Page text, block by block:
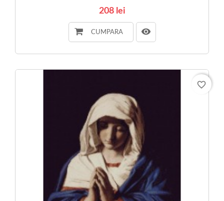
208 lei
CUMPARA
favorite_border